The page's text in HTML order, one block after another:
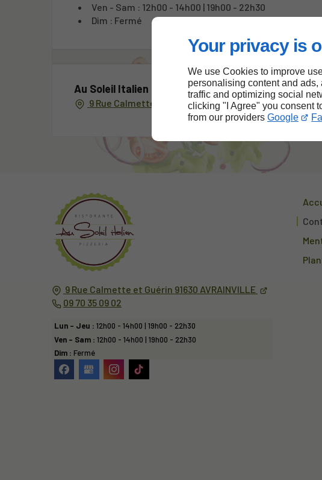
Your privacy is
We use Cookies to improve
personalising content and
traffic and optimizing social
clicking "I Agree" you consent
from our providers Google
Ven - Sam : 12h00 - 14h00 | 19h00 - 22h30
Dim : Fermé
Au Soleil Italien
9 Rue Calmette et Guérin, 91630 AVRAINVILLE
9 Rue Calmette et Guérin 91630 AVRAINVILLE
09 70 35 09 02
Lun - Jeu : 12h00 - 14h00 | 19h00 - 22h30
Ven - Sam : 12h00 - 14h00 | 19h00 - 22h30
Dim : Fermé